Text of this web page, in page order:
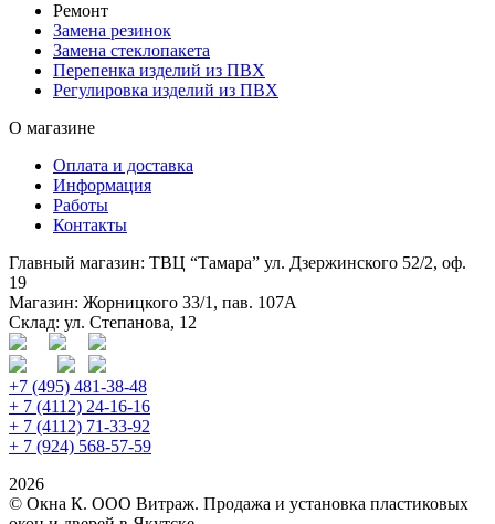
Ремонт
Замена резинок
Замена стеклопакета
Перепенка изделий из ПВХ
Регулировка изделий из ПВХ
О магазине
Оплата и доставка
Информация
Работы
Контакты
Главный магазин: ТВЦ “Тамара” ул. Дзержинского 52/2, оф.
19
Магазин: Жорницкого 33/1, пав. 107А
Склад: ул. Степанова, 12
+7 (495) 481-38-48
+ 7 (4112) 24-16-16
+ 7 (4112) 71-33-92
+ 7 (924) 568-57-59
2026
© Окна К. ООО Витраж. Продажа и установка пластиковых